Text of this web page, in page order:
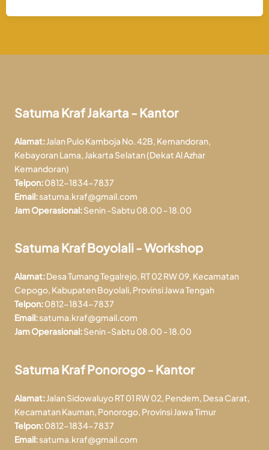
Satuma Kraf Jakarta - Kantor
Alamat: Jalan Pulo Kamboja No. 42B, Kemandoran,
Kebayoran Lama, Jakarta Selatan (Dekat Al Azhar
Kemandoran)
Telpon:0812-1834-7837
Email:satuma.kraf@gmail.com
Jam Operasional:Senin -Sabtu 08.00 - 18.00
Satuma Kraf Boyolali - Workshop
Alamat:Desa Tumang Tegalrejo, RT 02 RW 09, Kecamatan
Cepogo, Kabupaten Boyolali, Provinsi Jawa Tengah
Telpon:0812-1834-7837
Email:satuma.kraf@gmail.com
Jam Operasional:Senin -Sabtu 08.00 - 18.00
Satuma Kraf Ponorogo - Kantor
Alamat: Jalan Sidowaluyo RT 01 RW 02, Pendem, Desa Carat,
Kecamatan Kauman, Ponorogo, Provinsi Jawa Timur
Telpon:0812-1834-7837
Email:satuma.kraf@gmail.com